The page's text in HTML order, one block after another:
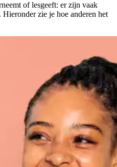
of lesgeeft: er zijn vaak
zie je hoe anderen het